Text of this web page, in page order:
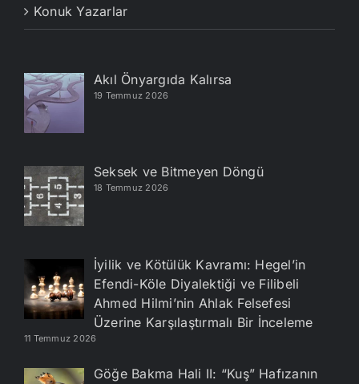
Konuk Yazarlar
Akıl Önyargıda Kalırsa
19 Temmuz 2026
Seksek ve Bitmeyen Döngü
18 Temmuz 2026
İyilik ve Kötülük Kavramı: Hegel’in
Efendi-Köle Diyalektiği ve Filibeli
Ahmed Hilmi’nin Ahlak Felsefesi
Üzerine Karşılaştırmalı Bir İnceleme
11 Temmuz 2026
Göğe Bakma Hali II: “Kuş” Hafızanın